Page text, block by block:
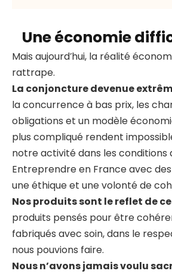
Une économie
Mais aujourd’hui, la réalité
rattrape.
La conjoncture devenue
la concurrence à bas prix, les
obligations et un modèle
plus compliqué rendent
notre activité dans les conditions
Entreprendre en France avec
une éthique et une volonté de
Nos produits sont le reflet de
produits pensés pour être
fabriqués avec soin, dans le
nous pouvions faire.
Nous n’avons jamais voulu